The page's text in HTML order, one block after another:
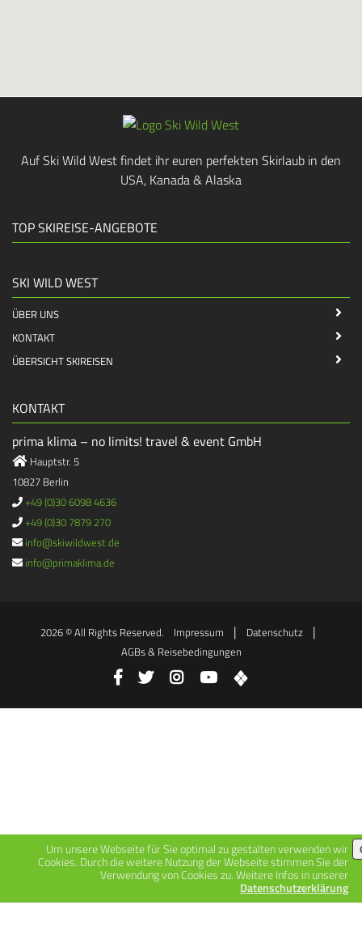
Um unsere Webseite für Sie optimal zu gestalten verwenden wir
Cookies. Durch die weitere Nutzung der Webseite stimmen Sie der
Verwendung von Cookies zu. Weitere Infos in unserer
Datenschutzerklärung
Auf Ski Wild West findet ihr euren perfekten Skirlaub in den
USA, Kanada & Alaska
TOP SKIREISE-ANGEBOTE
SKI WILD WEST
ÜBER UNS
KONTAKT
ÜBERSICHT SKIREISEN
KONTAKT
prima klima – no limits! travel & event GmbH
Hauptstr. 5
10827 Berlin
+49 (0)30 6098 4636
+49 (0)30 7879 270
info@skiwildwest.de
info@primaklima.de
2026 © All Rights Reserved. Impressum | Datenschutz |
AGBs & Reisebedingungen